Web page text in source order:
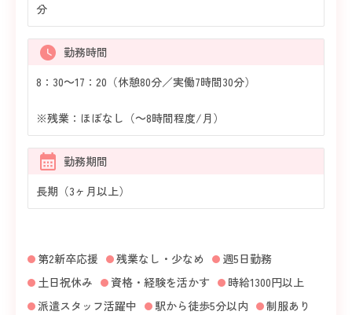
分
勤務時間
8：30～17：20（休憩80分／実働7時間30分）
※残業：ほぼなし（～8時間程度/月）
勤務期間
長期（3ヶ月以上）
第2新卒応援 残業なし・少なめ
週5日勤務
土日祝休み
資格・経験を活かす
時給1300円以上
派遣スタッフ活躍中
駅から徒歩5分以内
制服あり